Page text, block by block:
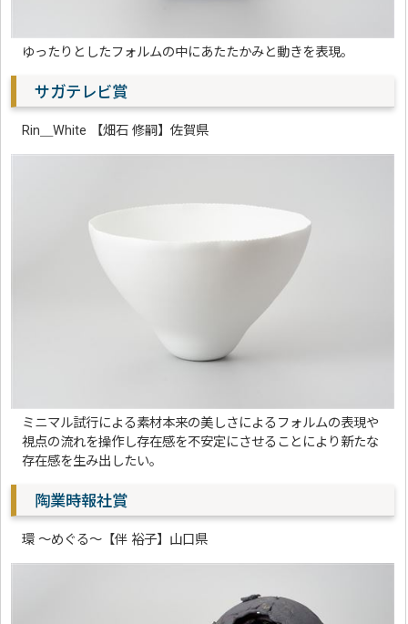
ゆったりとしたフォルムの中にあたたかみと動きを表現。
サガテレビ賞
Rin＿White 【畑石 修嗣】佐賀県
ミニマル試行による素材本来の美しさによるフォルムの表現や
視点の流れを操作し存在感を不安定にさせることにより新たな
存在感を生み出したい。
陶業時報社賞
環 ～めぐる～【伴 裕子】山口県